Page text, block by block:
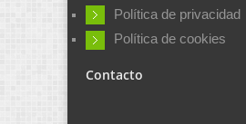
Política de privacidad
Política de cookies
Contacto